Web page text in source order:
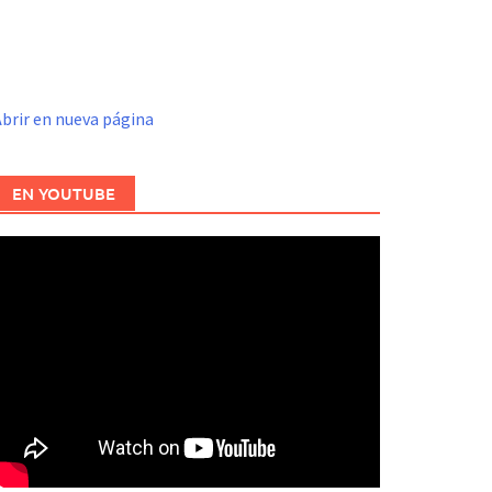
en nueva página
EN YOUTUBE